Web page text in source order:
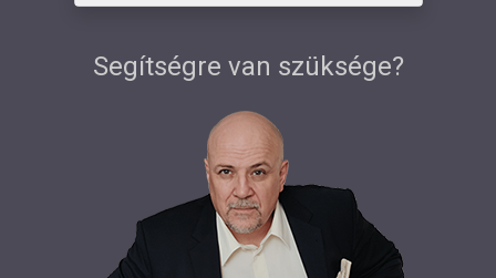
Segítségre van szüksége?